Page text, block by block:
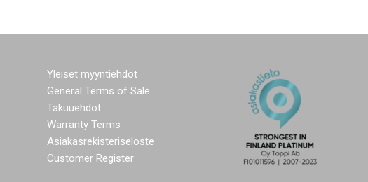
Yleiset myyntiehdot
General Terms of Sale
Takuuehdot
Warranty Terms
Asiakasrekisteriseloste
Customer Register